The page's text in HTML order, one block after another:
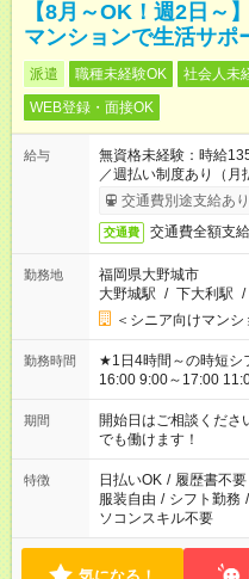
【8月～OK！週2日～
マンションで生活サポ
派遣 職種未経験OK 社会人未
WEB登録・面接OK
給与
無資格未経験：時給
／週払い制度あり（月
了次第のお支払いとな
交通費別途支給あり
交通費 交通費全額支
勤務地
福岡県大野城市
大野城駅 / 下大利駅 /
＜シニア向けマンシ
勤務時間
★1日4時間～の時短シフトOK ★スタート時間選
16:00 9:00～17:00 11:00～
場合、他のお仕事と合
ん ※法令に基づき、週
となります ※労働者派
短時間・短期間の就業
期間
開始日はご相談くだ
でも働けます！
特徴 日払いOK / 履歴書不要
服装自由 / シフト勤務 /
ソコンスキル不要